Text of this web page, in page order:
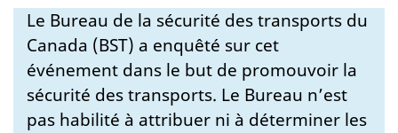
Le Bureau de la sécurité des transports du
Canada (BST) a enquêté sur cet
événement dans le but de promouvoir la
sécurité des transports. Le Bureau n’est
pas habilité à attribuer ni à déterminer les